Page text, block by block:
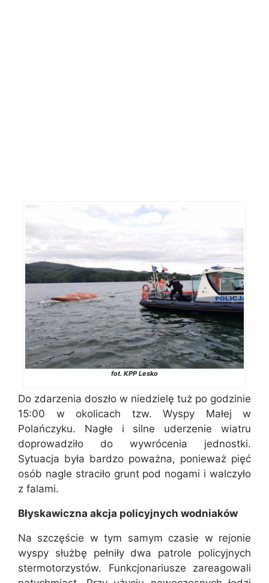
fot. KPP Lesko
Do zdarzenia doszło w niedzielę tuż po godzinie
15:00 w okolicach tzw. Wyspy Małej w
Polańczyku. Nagłe i silne uderzenie wiatru
doprowadziło do wywrócenia jednostki.
Sytuacja była bardzo poważna, ponieważ pięć
osób nagle straciło grunt pod nogami i walczyło
z falami.
Błyskawiczna akcja policyjnych wodniaków
Na szczęście w tym samym czasie w rejonie
wyspy służbę pełniły dwa patrole policyjnych
stermotorzystów. Funkcjonariusze zareagowali